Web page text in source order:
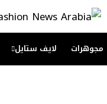
مجوهرات لايف ستايل